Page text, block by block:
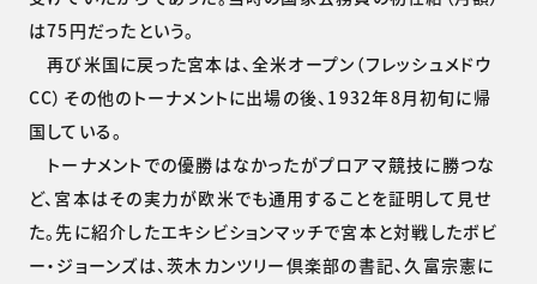
は75円だったという。
再び米国に戻った宮本は、全米オープン（フレッシュメドウ
CC）その他のトーナメントに出場の後、1932年8月初旬に帰
国している。
トーナメントでの優勝はなかったがプロアマ競技に勝つな
ど、宮本はその実力が欧米でも通用することを証明して見せ
た。先に紹介したエキシビションマッチで宮本と対戦したボビ
ー・ジョーンズは、茨木カンツリー倶楽部の書記、久富宗憲に